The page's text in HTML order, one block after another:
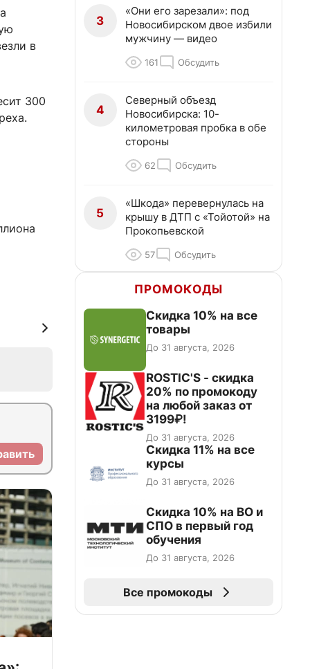
в
300
3
«Они его зарезали»: под
Новосибирском двое избили
мужчину — видео
161 Обсудить
4
Северный объезд
Новосибирска: 10-
километровая пробка в обе
стороны
62 Обсудить
5
«Шкода» перевернулась на
крышу в ДТП с «Тойотой» на
Прокопьевской
57 Обсудить
ПРОМОКОДЫ
Скидка 10% на все
товары
До 31 августа, 2026
ROSTIC'S - скидка
20% по промокоду
на любой заказ от
3199₽!
До 31 августа, 2026
Скидка 11% на все
курсы
До 31 августа, 2026
Скидка 10% на ВО и
СПО в первый год
обучения
До 31 августа, 2026
Все промокоды